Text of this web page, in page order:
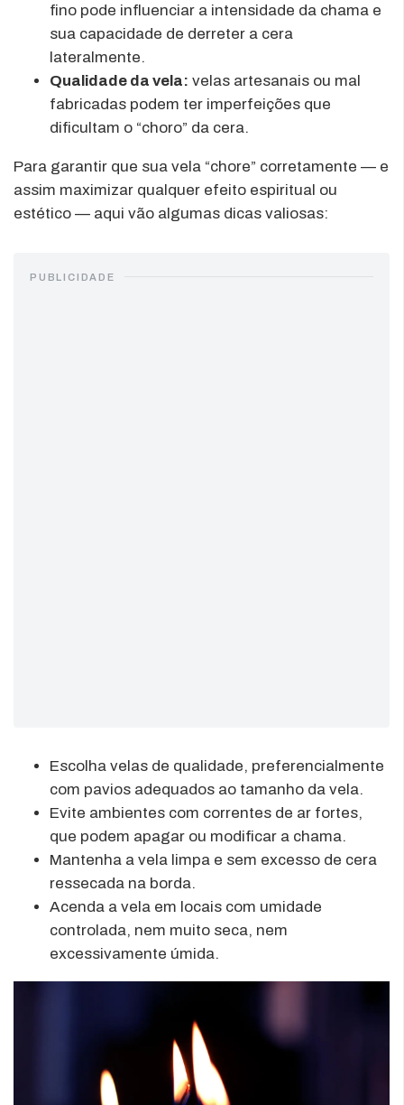
fino pode influenciar a intensidade da chama e
sua capacidade de derreter a cera
lateralmente.
Qualidade da vela: velas artesanais ou mal
fabricadas podem ter imperfeições que
dificultam o “choro” da cera.
Para garantir que sua vela “chore” corretamente — e
assim maximizar qualquer efeito espiritual ou
estético — aqui vão algumas dicas valiosas:
PUBLICIDADE
Escolha velas de qualidade, preferencialmente
com pavios adequados ao tamanho da vela.
Evite ambientes com correntes de ar fortes,
que podem apagar ou modificar a chama.
Mantenha a vela limpa e sem excesso de cera
ressecada na borda.
Acenda a vela em locais com umidade
controlada, nem muito seca, nem
excessivamente úmida.